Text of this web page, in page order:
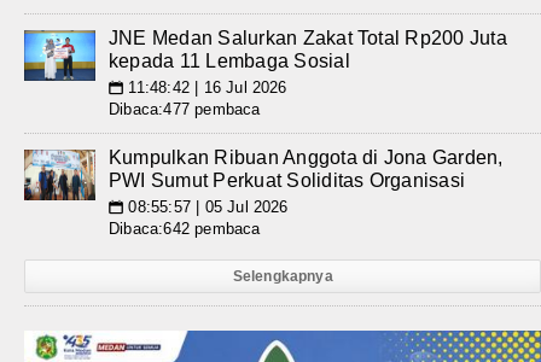
JNE Medan Salurkan Zakat Total Rp200 Juta
kepada 11 Lembaga Sosial
📅 11:48:42 | 16 Jul 2026
Dibaca:477 pembaca
Kumpulkan Ribuan Anggota di Jona Garden,
PWI Sumut Perkuat Soliditas Organisasi
📅 08:55:57 | 05 Jul 2026
Dibaca:642 pembaca
Selengkapnya